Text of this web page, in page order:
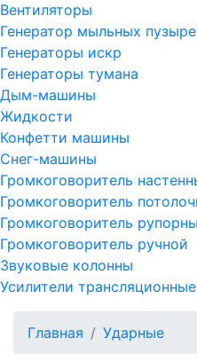
Вентиляторы
Генератор мыльных
Генераторы искр
Генераторы тумана
Дым-машины
Жидкости
Конфетти машины
Снег-машины
Громкоговоритель
Громкоговоритель
Громкоговоритель
Громкоговоритель ручной
Звуковые колонны
Усилители трансляционные
Главная Ударные